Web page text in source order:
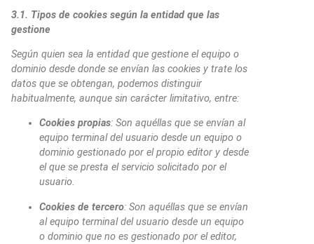
3.1. Tipos de cookies según la entidad que las
gestione
Según quien sea la entidad que gestione el equipo o
dominio desde donde se envían las cookies y trate los
datos que se obtengan, podemos distinguir
habitualmente, aunque sin carácter limitativo, entre:
Cookies propias: Son aquéllas que se envían al
equipo terminal del usuario desde un equipo o
dominio gestionado por el propio editor y desde
el que se presta el servicio solicitado por el
usuario.
Cookies de tercero: Son aquéllas que se envían
al equipo terminal del usuario desde un equipo
o dominio que no es gestionado por el editor,